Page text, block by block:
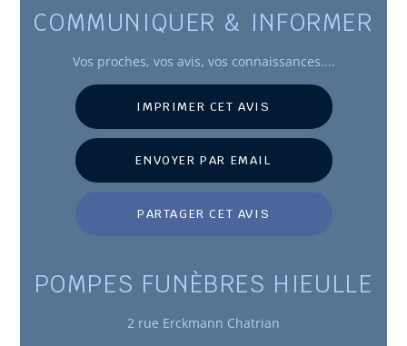
COMMUNIQUER & INFORMER
Vos proches, vos avis, vos connaissances....
IMPRIMER CET AVIS
ENVOYER PAR EMAIL
PARTAGER CET AVIS
POMPES FUNÈBRES HIEULLE
2 rue Erckmann Chatrian